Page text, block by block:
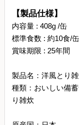
【製品仕様】
内容量 : 408g /缶
標準食数 : 約10食/缶
賞味期限 : 25年間
製品名：洋風とり
種類：おいしい備
り雑炊